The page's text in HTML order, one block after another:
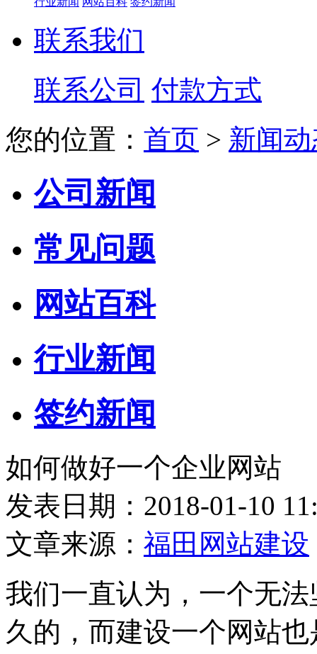
联系我们
联系公司 付款方式
您的位置： 首页 > 新闻
公司新闻
常见问题
网站百科
行业新闻
签约新闻
如何做好一个企业网站
发表日期：2018-01-10
文章来源： 福田网站建设
我们一直认为，一个无
久的，而建设一个网站